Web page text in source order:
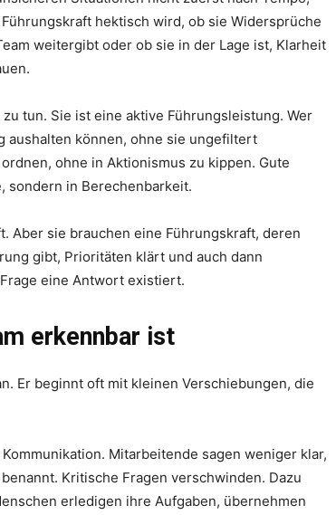
hektisch wird, ob sie Widersprüche
weitergibt oder ob sie in der Lage ist, Klarheit
tun. Sie ist eine aktive Führungsleistung. Wer
aushalten können, ohne sie ungefiltert
ohne in Aktionismus zu kippen. Gute
sondern in Berechenbarkeit.
Aber sie brauchen eine Führungskraft, deren
gibt, Prioritäten klärt und auch dann
eine Antwort existiert.
erkennbar ist
Er beginnt oft mit kleinen Verschiebungen, die
Mitarbeitende sagen weniger klar,
Kritische Fragen verschwinden. Dazu
erledigen ihre Aufgaben, übernehmen